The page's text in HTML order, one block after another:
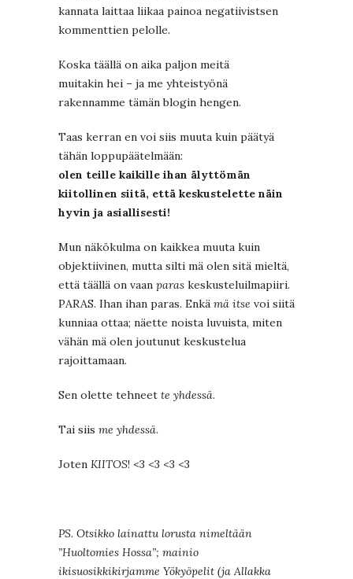
kannata laittaa liikaa painoa negatiivistsen
kommenttien pelolle.
Koska täällä on aika paljon meitä
muitakin hei – ja me yhteistyönä
rakennamme tämän blogin hengen.
Taas kerran en voi siis muuta kuin päätyä
tähän loppupäätelmään:
olen teille kaikille ihan älyttömän
kiitollinen siitä, että keskustelette näin
hyvin ja asiallisesti!
Mun näkökulma on kaikkea muuta kuin
objektiivinen, mutta silti mä olen sitä mieltä,
että täällä on vaan paras keskusteluilmapiiri.
PARAS. Ihan ihan paras. Enkä mä itse voi siitä
kunniaa ottaa; näette noista luvuista, miten
vähän mä olen joutunut keskustelua
rajoittamaan.
Sen olette tehneet te yhdessä.
Tai siis me yhdessä.
Joten KIITOS! <3 <3 <3 <3
PS. Otsikko lainattu lorusta nimeltään
”Huoltomies Hossa”; mainio
ikisuosikkikirjamme Yökyöpelit (ja Allakka